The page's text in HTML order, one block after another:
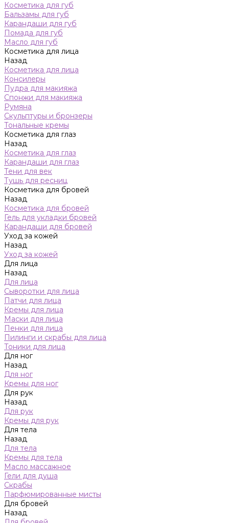
Косметика для губ
Бальзамы для губ
Карандаши для губ
Помада для губ
Масло для губ
Косметика для лица
Назад
Косметика для лица
Консилеры
Пудра для макияжа
Спонжи для макияжа
Румяна
Скульптуры и бронзеры
Тональные кремы
Косметика для глаз
Назад
Косметика для глаз
Карандаши для глаз
Тени для век
Тушь для ресниц
Косметика для бровей
Назад
Косметика для бровей
Гель для укладки бровей
Карандаши для бровей
Уход за кожей
Назад
Уход за кожей
Для лица
Назад
Для лица
Сыворотки для лица
Патчи для лица
Кремы для лица
Маски для лица
Пенки для лица
Пилинги и скрабы для лица
Тоники для лица
Для ног
Назад
Для ног
Кремы для ног
Для рук
Назад
Для рук
Кремы для рук
Для тела
Назад
Для тела
Кремы для тела
Масло массажное
Гели для душа
Скрабы
Парфюмированные мисты
Для бровей
Назад